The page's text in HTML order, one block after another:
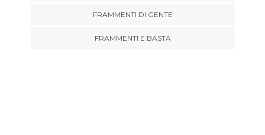
FRAMMENTI DI GENTE
FRAMMENTI E BASTA